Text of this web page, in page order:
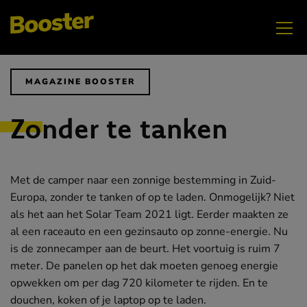
Vrouwen vlammen in techniek
OKTOBER
Jongeren veilig werken
MAGAZINE BOOSTER
Zonder te tanken
Met de camper naar een zonnige bestemming in Zuid-
Europa, zonder te tanken of op te laden. Onmogelijk? Niet
als het aan het Solar Team 2021 ligt. Eerder maakten ze
al een raceauto en een gezinsauto op zonne-energie. Nu
is de zonnecamper aan de beurt. Het voortuig is ruim 7
meter. De panelen op het dak moeten genoeg energie
opwekken om per dag 720 kilometer te rijden. En te
douchen, koken of je laptop op te laden.